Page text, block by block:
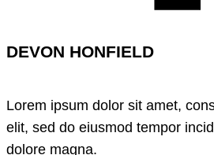
DEVON HONFIELD
Lorem ipsum dolor sit amet,
elit, sed do eiusmod tempor
dolore magna.